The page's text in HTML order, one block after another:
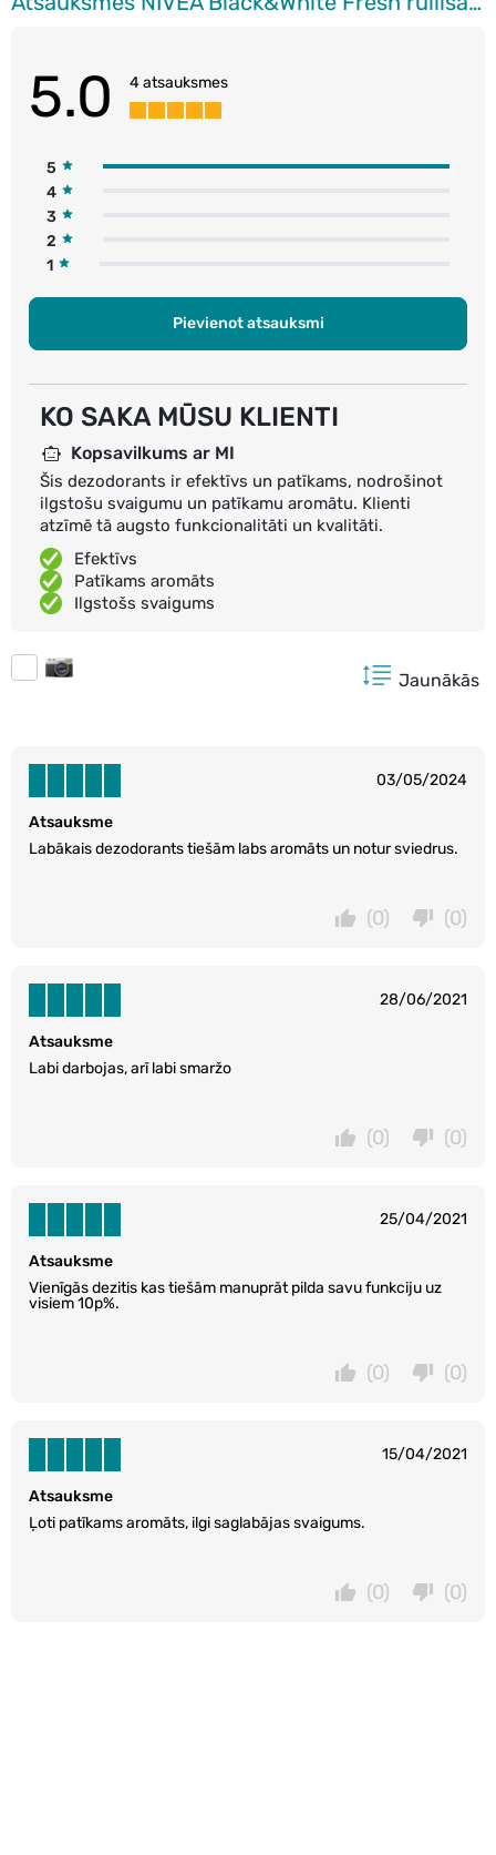
5.0 4 atsauksmes
5
4
3
2
1
Pievienot atsauksmi
KO SAKA MŪSU KLIENTI
Kopsavilkums ar MI
Šis dezodorants ir efektīvs un patīkams, nodrošinot
ilgstošu svaigumu un patīkamu aromātu. Klienti
atzīmē tā augsto funkcionalitāti un kvalitāti.
Efektīvs
Patīkams aromāts
Ilgstošs svaigums
Jaunākās
03/05/2024
Atsauksme
Labākais dezodorants tiešām labs aromāts un notur sviedrus.
(0)
(0)
28/06/2021
Atsauksme
Labi darbojas, arī labi smaržo
(0)
(0)
25/04/2021
Atsauksme
Vienīgās dezitis kas tiešām manuprāt pilda savu funkciju uz
visiem 10p%.
(0)
(0)
15/04/2021
Atsauksme
Ļoti patīkams aromāts, ilgi saglabājas svaigums.
(0)
(0)